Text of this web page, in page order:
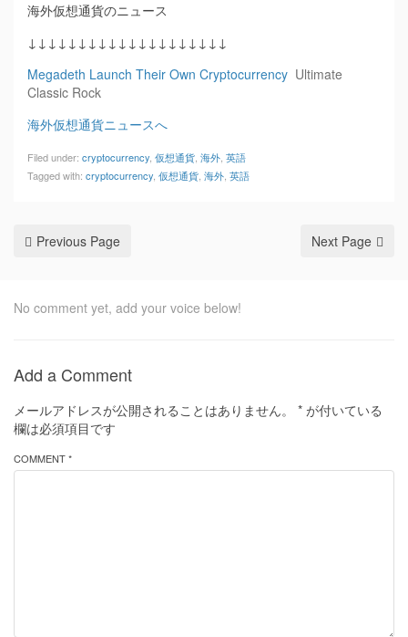
海外仮想通貨のニュース
↓↓↓↓↓↓↓↓↓↓↓↓↓↓↓↓↓↓↓↓
Megadeth Launch Their Own Cryptocurrency Ultimate
Classic Rock
海外仮想通貨ニュースへ
Filed under: cryptocurrency 仮想通貨 海外 英語
Tagged with: cryptocurrency 仮想通貨 海外 英語
Previous Page Next Page
No comment yet, add your voice below!
Add a Comment
メールアドレスが公開されることはありません。 * が付いている
欄は必須項目です
COMMENT *